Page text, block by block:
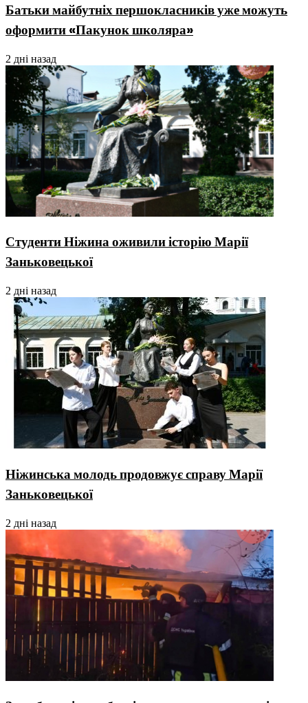
Батьки майбутніх першокласників уже можуть
оформити «Пакунок школяра»
2 дні назад
Студенти Ніжина оживили історію Марії
Заньковецької
2 дні назад
Ніжинська молодь продовжує справу Марії
Заньковецької
2 дні назад